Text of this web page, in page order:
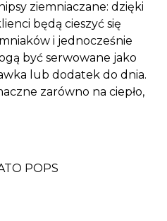
ziemniaczane: dzięki
będą cieszyć się
i jednocześnie
być serwowane jako
lub dodatek do dnia.
zarówno na ciepło,